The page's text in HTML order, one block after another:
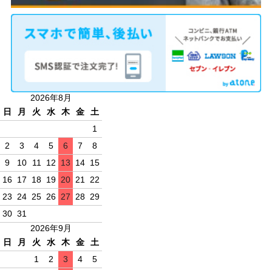
2026年8月
日
月 火 水 木 金
土
1
2
3 4 5 6 7
8
9
10 11 12 13 14 15
16 17 18 19 20 21
22
23
24 25 26 27 28 29
30 31
2026年9月
日
月 火 水 木 金
土
1
2 3 4
5